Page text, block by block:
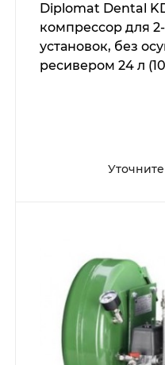
Diplomat Dental
компрессор для
установок, без
ресивером 24 л